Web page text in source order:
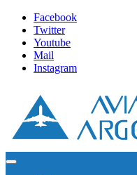
Facebook
Twitter
Youtube
Mail
Instagram